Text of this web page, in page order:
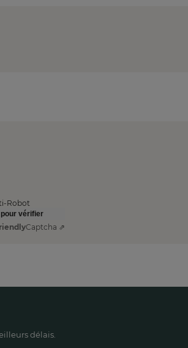
Robot
vérifier
Captcha ⇗
délais.